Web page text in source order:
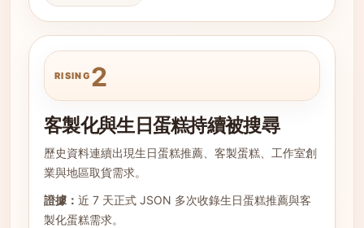
RISING 2
客製化與生日蛋糕持續被搜尋
歷史資料連續出現生日蛋糕推薦、客製蛋糕、工作室創
業與地區取貨需求。
證據： 近 7 天正式 JSON 多次收錄生日蛋糕推薦與客
製化蛋糕需求。